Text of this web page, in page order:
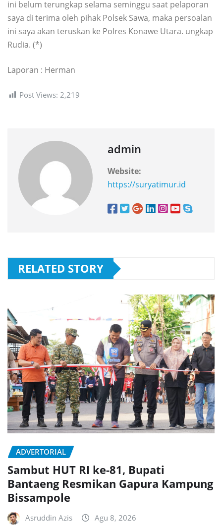
ini belum terungkap selama seminggu saat pelaporan
saya di terima oleh pihak Polsek Sawa, maka persoalan
ini saya akan teruskan ke Polres Konawe Utara. ungkap
Rudia. (*)
Laporan : Herman
Post Views: 2,219
admin
Website:
https://suryatimur.id
RELATED STORY
ADVERTORIAL
Sambut HUT RI ke-81, Bupati
Bantaeng Resmikan Gapura Kampung
Bissampole
Asruddin Azis Agu 8, 2026